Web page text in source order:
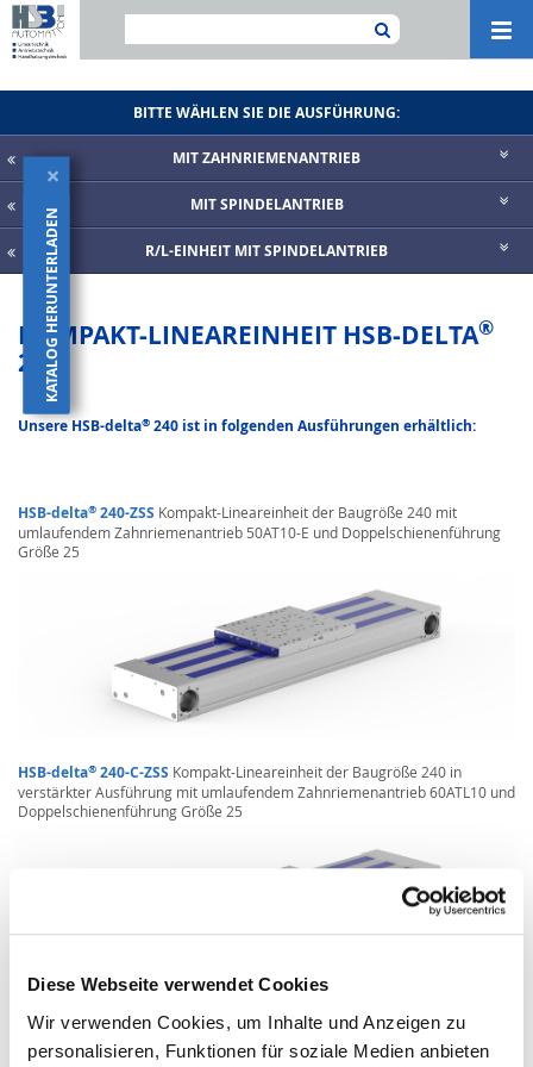
Diese Webseite verwendet Cookies
Wir verwenden Cookies, um Inhalte und Anzeigen zu
personalisieren, Funktionen für soziale Medien anbieten
×
KATALOG HERUNTERLADEN
BITTE WÄHLEN SIE DIE AUSFÜHRUNG:
MIT ZAHNRIE­MENANTRIEB
MIT SPINDELANTRIEB
R/L-EINHEIT MIT SPINDELANTRIEB
KOMPAKT-LINEAREINHEIT HSB-DELTA®
240
Unsere HSB-delta® 240 ist in folgenden Ausführungen erhältlich:
HSB-delta® 240-ZSS Kompakt-Lineareinheit der Baugröße 240 mit
umlaufendem Zahnriemenantrieb 50AT10-E und Doppelschienenführung
Größe 25
HSB-delta® 240-C-ZSS Kompakt-Lineareinheit der Baugröße 240 in
verstärkter Ausführung mit umlaufendem Zahnriemenantrieb 60ATL10 und
Doppelschienenführung Größe 25
HSB-delta ®240-SSS Kompakt-Lineareinheit der Baugröße 240 mit
Spindelantrieb KGT Größe 32 und Doppelschienenführung Größe 25